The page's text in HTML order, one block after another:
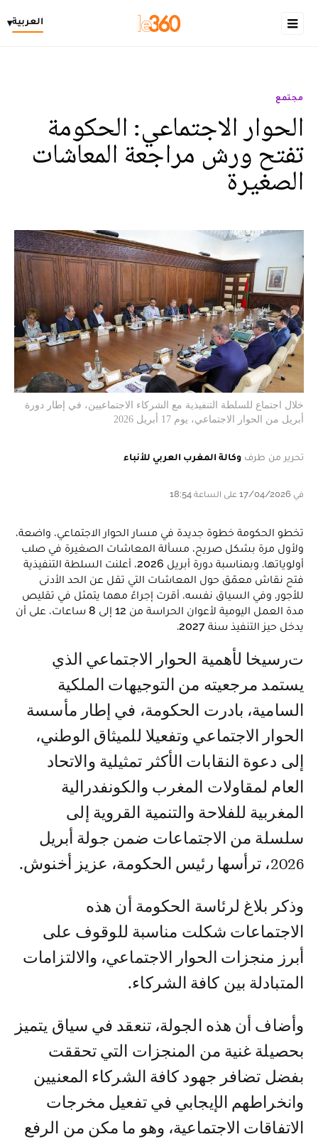
العربية▾
مجتمع
الحوار الاجتماعي: الحكومة
تفتح ورش مراجعة المعاشات
الصغيرة
خلال اجتماع للسلطة التنفيذية مع الشركاء الاجتماعيين، في إطار دورة
أبريل من الحوار الاجتماعي، يوم 17 أبريل 2026
تحرير من طرف وكالة المغرب العربي للأنباء
في 17/04/2026 على الساعة 18:54
تخطو الحكومة خطوة جديدة في مسار الحوار الاجتماعي، واضعة،
ولأول مرة بشكل صريح، مسألة المعاشات الصغيرة في صلب
أولوياتها. وبمناسبة دورة أبريل 2026، أعلنت السلطة التنفيذية
فتح نقاش معمّق حول المعاشات التي تقل عن الحد الأدنى
للأجور. وفي السياق نفسه، أقرت إجراءً مهما يتمثل في تقليص
مدة العمل اليومية لأعوان الحراسة من 12 إلى 8 ساعات، على أن
يدخل حيز التنفيذ سنة 2027.
ترسيخا لأهمية الحوار الاجتماعي الذي
يستمد مرجعيته من التوجيهات الملكية
السامية، بادرت الحكومة، في إطار مأسسة
الحوار الاجتماعي وتفعيلا للميثاق الوطني،
إلى دعوة النقابات الأكثر تمثيلية والاتحاد
العام لمقاولات المغرب والكونفدرالية
المغربية للفلاحة والتنمية القروية إلى
سلسلة من الاجتماعات ضمن جولة أبريل
2026، ترأسها رئيس الحكومة، عزيز أخنوش.
وذكر بلاغ لرئاسة الحكومة أن هذه
الاجتماعات شكلت مناسبة للوقوف على
أبرز منجزات الحوار الاجتماعي، والالتزامات
المتبادلة بين كافة الشركاء.
وأضاف أن هذه الجولة، تنعقد في سياق يتميز
بحصيلة غنية من المنجزات التي تحققت
بفضل تضافر جهود كافة الشركاء المعنيين
وانخراطهم الإيجابي في تفعيل مخرجات
الاتفاقات الاجتماعية، وهو ما مكن من الرفع